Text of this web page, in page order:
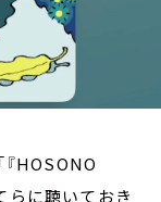
HOSONO
らに聴いておき